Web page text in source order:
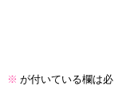
※ が付いている欄は必